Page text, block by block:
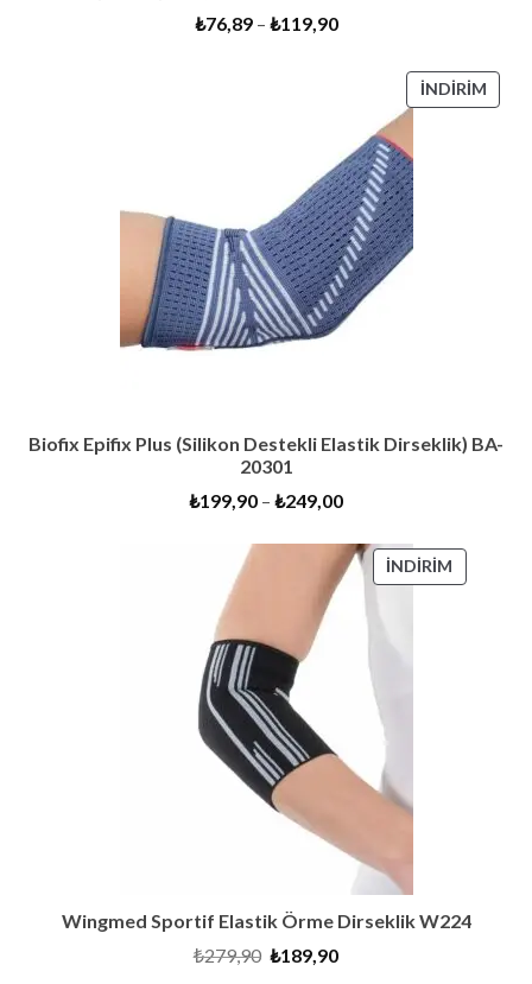
₺76,89– ₺119,90
İNDIRIM
ÜRÜN
Biofix Epifix Plus (Silikon Destekli Elastik Dirseklik) BA-
20301
₺199,90 – ₺249,00
İNDIRIM
ÜRÜN
Wingmed Sportif Elastik Örme Dirseklik W224
₺279,90 Orijinal
₺189,90Şu